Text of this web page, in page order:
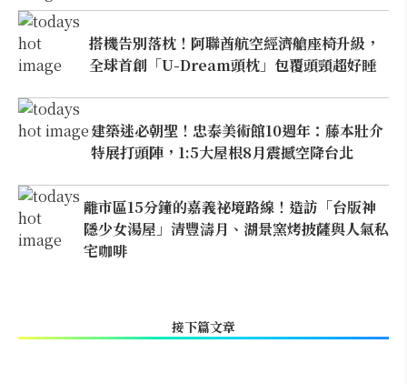
搭機告別落枕！阿聯酋航空經濟艙座椅升級，
全球首創「U-Dream頭枕」包覆頭頸超好睡
建築迷必朝聖！忠泰美術館10週年：藤本壯介
特展打頭陣，1:5大屋根8月震撼空降台北
離市區15分鐘的嘉義祕境路線！造訪「台版神
隱少女湯屋」清豐濤月、湖景窯烤披薩與人氣私
宅咖啡
接下篇文章